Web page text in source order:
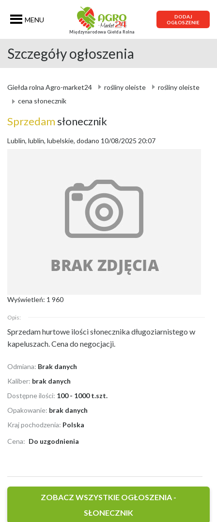
MENU
Międzynarodowa Giełda Rolna
DODAJ
OGŁOSZENIE
Szczegóły ogłoszenia
Giełda rolna Agro-market24 rośliny oleiste
rośliny oleiste
cena słonecznik
Sprzedam słonecznik
Lublin, lublin, lubelskie, dodano 10/08/2025 20:07
Wyświetleń: 1 960
Opis:
Sprzedam hurtowe ilości słonecznika długoziarnistego w
kapeluszach. Cena do negocjacji.
Odmiana: Brak danych
Kaliber: brak danych
Dostępne ilości: 100 - 1000 t.szt.
Opakowanie: brak danych
Kraj pochodzenia: Polska
Cena: Do uzgodnienia
ZOBACZ WSZYSTKIE OGŁOSZENIA -
SŁONECZNIK